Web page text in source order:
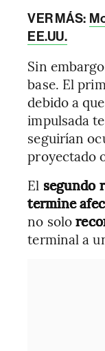
VER MÁS:
EE.UU.
Sin
base. El
debido a
impulsada
seguirían
proyectado
El segundo
termine
no solo
terminal a